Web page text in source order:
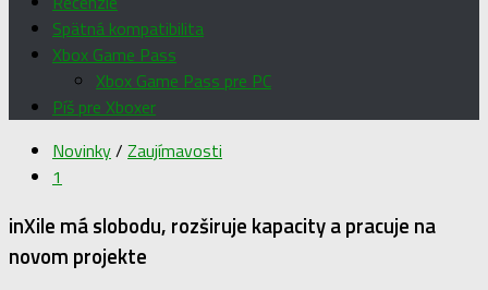
Spätná kompatibilita
Xbox Game Pass
Xbox Game Pass pre PC
Píš pre Xboxer
Novinky/ Zaujímavosti
1
inXile má slobodu, rozširuje kapacity a pracuje na
novom projekte